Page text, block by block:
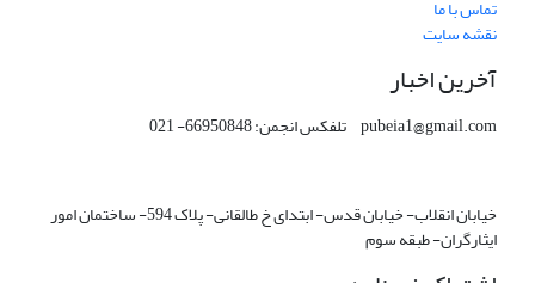
تماس با ما
نقشه سایت
آخرین اخبار
pubeia1@gmail.com تلفکس انجمن: 66950848- 021
خیابان انقلاب- خیابان قدس- ابتدای خ طالقانی- پلاک 594- ساختمان امور
ایثارگران- طبقه سوم